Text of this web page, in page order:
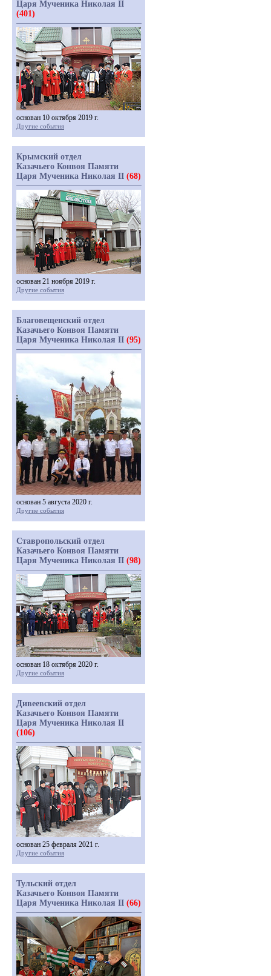
Царя Мученика Николая II
(401)
основан 10 октября 2019 г.
Другие события
Крымский отдел
Казачьего Конвоя Памяти
Царя Мученика Николая II (68)
основан 21 ноября 2019 г.
Другие события
Благовещенский отдел
Казачьего Конвоя Памяти
Царя Мученика Николая II (95)
основан 5 августа 2020 г.
Другие события
Ставропольский отдел
Казачьего Конвоя Памяти
Царя Мученика Николая II (98)
основан 18 октября 2020 г.
Другие события
Дивеевский отдел
Казачьего Конвоя Памяти
Царя Мученика Николая II
(106)
основан 25 февраля 2021 г.
Другие события
Тульский отдел
Казачьего Конвоя Памяти
Царя Мученика Николая II (66)